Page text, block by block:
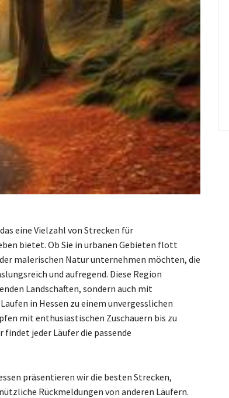
eine Vielzahl von Strecken für
bietet. Ob Sie in urbanen Gebieten flott
malerischen Natur unternehmen möchten, die
und aufregend. Diese Region
Landschaften, sondern auch mit
in Hessen zu einem unvergesslichen
mit enthusiastischen Zuschauern bis zu
jeder Läufer die passende
präsentieren wir die besten Strecken,
Rückmeldungen von anderen Läufern.